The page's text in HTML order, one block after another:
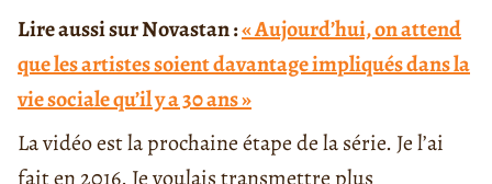
Lire aussi sur Novastan :« Aujourd’hui, on attend
que les artistes soient davantage impliqués dans la
vie sociale qu’il y a 30 ans »
La vidéo est la prochaine étape de la série. Je l’ai